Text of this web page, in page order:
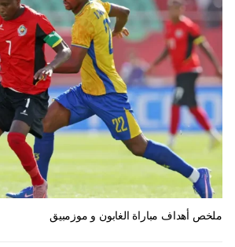
ملخص أهداف مباراة الغابون و موزمبيق